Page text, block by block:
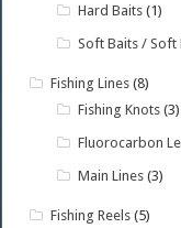
Hard Baits (1)
Soft Baits / Soft
Fishing Lines (8)
Fishing Knots (3)
Fluorocarbon
Main Lines (3)
Fishing Reels (5)